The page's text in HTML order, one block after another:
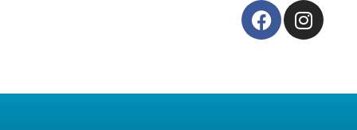
Facebook